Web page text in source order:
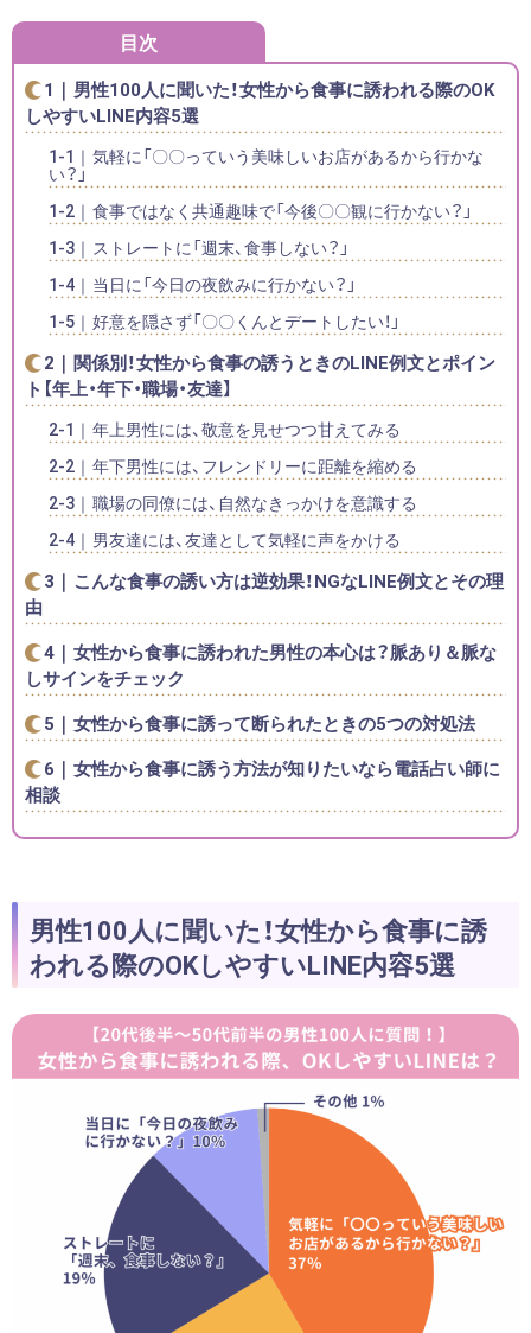
目次
男性100人に聞いた！女性から食事に誘われる際のOK
しやすいLINE内容5選
気軽に「〇〇っていう美味しいお店があるから行かな
い？」
食事ではなく共通趣味で「今後〇〇観に行かない？」
ストレートに「週末、食事しない？」
当日に「今日の夜飲みに行かない？」
好意を隠さず「〇〇くんとデートしたい！」
関係別！女性から食事の誘うときのLINE例文とポイン
ト【年上・年下・職場・友達】
年上男性には、敬意を見せつつ甘えてみる
年下男性には、フレンドリーに距離を縮める
職場の同僚には、自然なきっかけを意識する
男友達には、友達として気軽に声をかける
こんな食事の誘い方は逆効果！NGなLINE例文とその理
由
女性から食事に誘われた男性の本心は？脈あり＆脈な
しサインをチェック
女性から食事に誘って断られたときの5つの対処法
女性から食事に誘う方法が知りたいなら電話占い師に
相談
男性100人に聞いた！女性から食事に誘
われる際のOKしやすいLINE内容5選